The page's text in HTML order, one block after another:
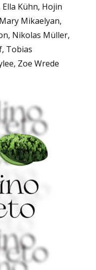
Ella Kühn, Hojin
Mikaelyan,
Nikolas Müller,
Tobias
Zoe Wrede